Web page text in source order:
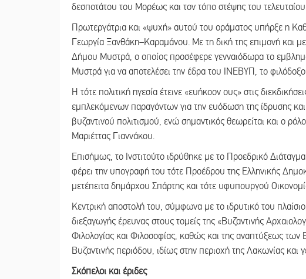
δεσποτάτου του Μορέως και τον τόπο στέψης του
Πρωτεργάτρια και «ψυχή» αυτού του οράματος υπήρξε η
Γεωργία Ξανθάκη–Καραμάνου. Με τη δική της επιμονή και
Δήμου Μυστρά, ο οποίος προσέφερε γενναιόδωρα το
Μυστρά για να αποτελέσει την έδρα του ΙΝΕΒΥΠ, το
Η τότε πολιτική ηγεσία έτεινε «ευήκοον ους» στις
εμπλεκόμενων παραγόντων για την ευόδωση της ίδρυσης και
βυζαντινού πολιτισμού, ενώ σημαντικός θεωρείται και ο
Μαριέττας Γιαννάκου.
Επισήμως, το Ινστιτούτο ιδρύθηκε με το Προεδρικό
φέρει την υπογραφή του τότε Προέδρου της Ελληνικής
μετέπειτα δημάρχου Σπάρτης και τότε υφυπουργού
Κεντρική αποστολή του, σύμφωνα με το ιδρυτικό του
διεξαγωγής έρευνας στους τομείς της «Βυζαντινής
Φιλολογίας και Φιλοσοφίας, καθώς και της αναπτύξεως των
Βυζαντινής περιόδου, ιδίως στην περιοχή της Λακωνίας και
Σκόπελοι και έριδες